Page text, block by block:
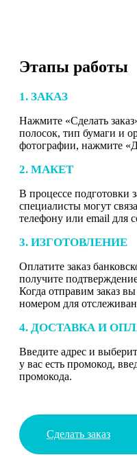
Этапы работы
1. ЗАКАЗ
Нажмите «Сделать
полосок, тип бумаги и
фотографии, нажмите
2. МАКЕТ
В процессе подготовки
специалисты могут
телефону или email для
3. ИЗГОТОВЛЕНИЕ
Оплатите заказ
получите
Когда отправим заказ
номером для
4. ДОСТАВКА И
Введите адрес и
у вас есть промокод,
промокода.
Сделать заказ